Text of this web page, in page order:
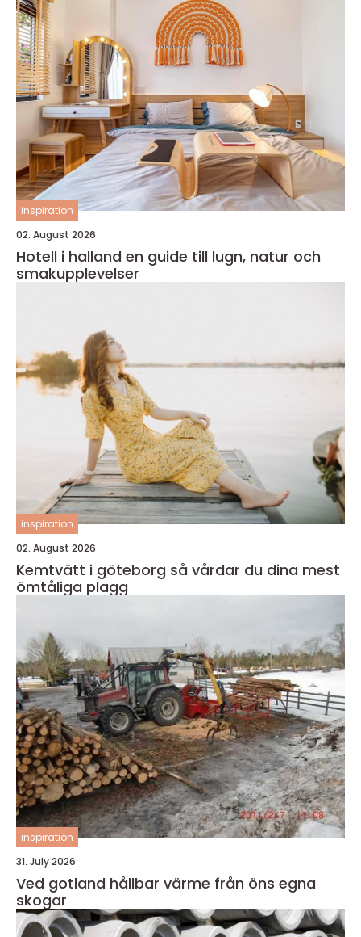
inspiration
02. August 2026
Hotell i halland en guide till lugn, natur och
smakupplevelser
inspiration
02. August 2026
Kemtvätt i göteborg så vårdar du dina mest
ömtåliga plagg
inspiration
31. July 2026
Ved gotland hållbar värme från öns egna
skogar